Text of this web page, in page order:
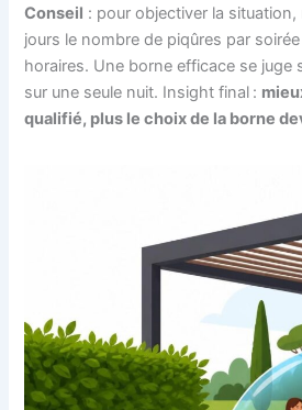
Conseil : pour objectiver la
jours le nombre de piqûres par
horaires. Une borne efficace se juge
sur une seule nuit. Insight final :
qualifié, plus le choix de la borne